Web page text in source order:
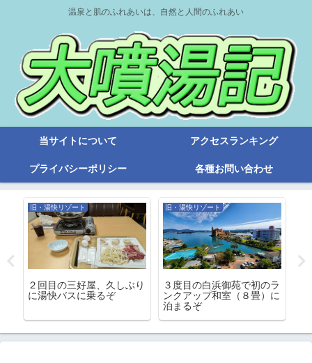
温泉と肌のふれあいは、自然と人間のふれあい
当サイトについて アクセスランキング
プライバシーポリシー 各種お問い合わせ
旧・湯快リゾート
２回目の三好屋、久しぶり
に湯快バスに乗るぞ
旧・湯快リゾート
３度目の白浜御苑で初のラ
ンクアップ和室（８畳）に
泊まるぞ